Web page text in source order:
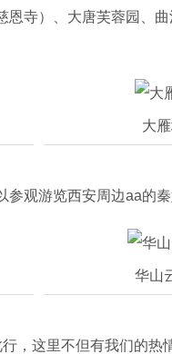
恩寺）、大唐芙蓉园、
大
参观游览西安周边aa的
华山
，这里不但有我们的